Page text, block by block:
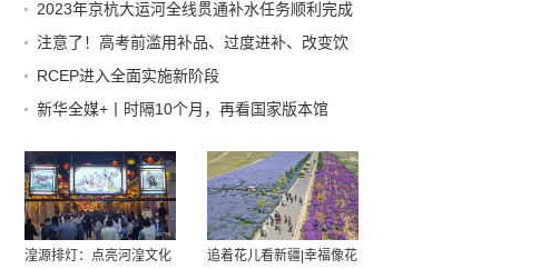
2023年京杭大运河全线贯通补水任务顺利完成
注意了！高考前滥用补品、过度进补、改变饮
食习惯不可取
RCEP进入全面实施新阶段
新华全媒+丨时隔10个月，再看国家版本馆
湟源排灯：点亮河湟文化
追着花儿看新疆|幸福像花